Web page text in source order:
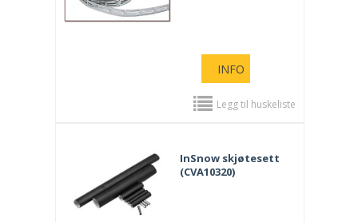
INFO
Legg til huskeliste
InSnow skjøtesett
(CVA10320)